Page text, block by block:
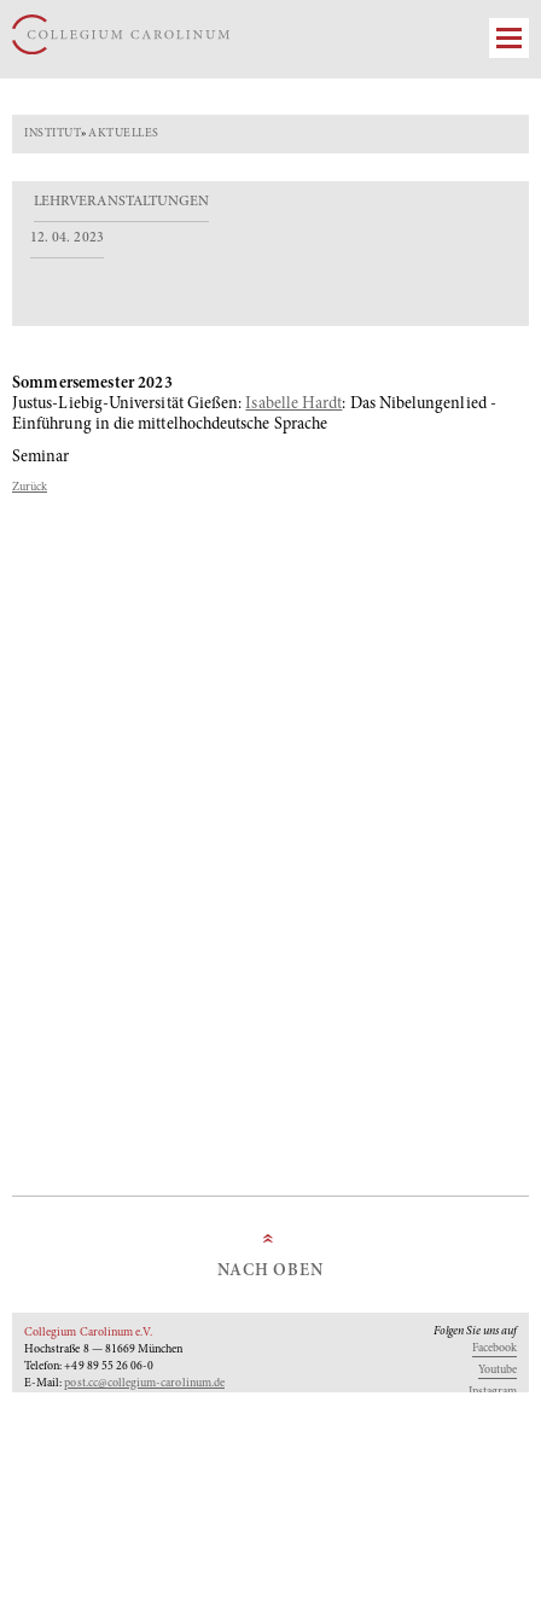
INSTITUT» AKTUELLES
LEHRVERANSTALTUNGEN
12. 04. 2023
Sommersemester 2023
Justus-Liebig-Universität Gießen:Isabelle Hardt: Das Nibelungenlied -
Einführung in die mittelhochdeutsche Sprache
Seminar
Zurück
»
NACH OBEN
Collegium Carolinum e.V.
Hochstraße 8 — 81669 München
Telefon: +49 89 55 26 06-0
E-Mail:post.cc@collegium-carolinum.de
Folgen Sie uns auf
Facebook
Youtube
Instagram